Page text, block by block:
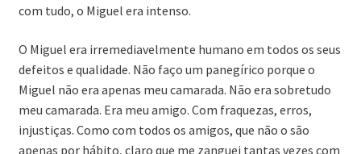
com tudo, o Miguel era intenso.
O Miguel era irremediavelmente humano em todos os seus
defeitos e qualidade. Não faço um panegírico porque o
Miguel não era apenas meu camarada. Não era sobretudo
meu camarada. Era meu amigo. Com fraquezas, erros,
injustiças. Como com todos os amigos, que não o são
apenas por hábito, claro que me zanguei tantas vezes com